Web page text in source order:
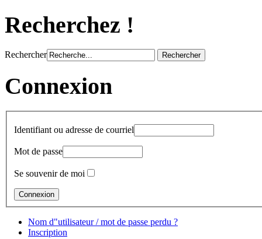
Recherchez !
Rechercher
Connexion
Identifiant ou adresse de courriel
Mot de passe
Se souvenir de moi
Nom d"utilisateur / mot de passe perdu ?
Inscription